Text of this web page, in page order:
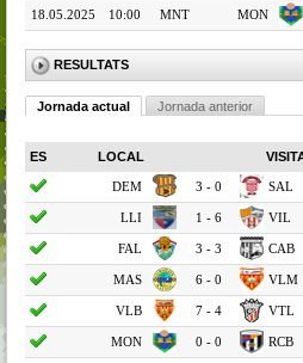
18.05.2025 10:00 MNT MON
RESULTATS
Jornada actual
Jornada anterior
ES
LOCAL
DEM 3 - 0 SAL
LLI 1 - 6 VIL
FAL 3 - 3 CAB
MAS 6 - 0 VLM
VLB 7 - 4 VTL
MON 0 - 0 RCB